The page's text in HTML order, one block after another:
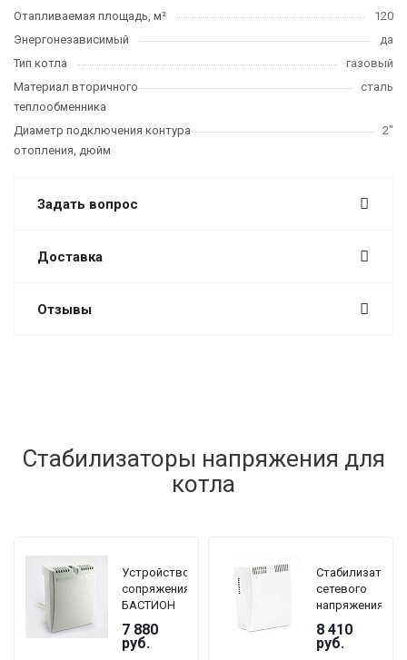
Отапливаемая площадь, м²
120
Энергонезависимый
да
Тип котла
газовый
Материал вторичного
теплообменника
сталь
Диаметр подключения контура
отопления, дюйм
2"
Задать вопрос
Доставка
Отзывы
Стабилизаторы напряжения для
котла
Устройство
сопряжения
БАСТИОН
TEPLOCOM
GF
7 880
руб.
Стабилизатор
сетевого
напряжения
TEPLOCOM
БАСТИОН
ST-1515
8 410
руб.